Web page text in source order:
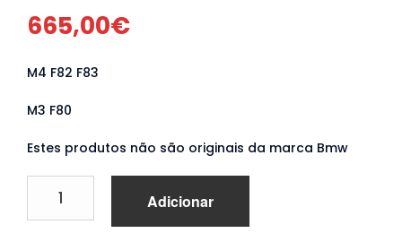
665,00€
M4 F82 F83
M3 F80
Estes produtos não são originais da marca Bmw
Difusor
Adicionar